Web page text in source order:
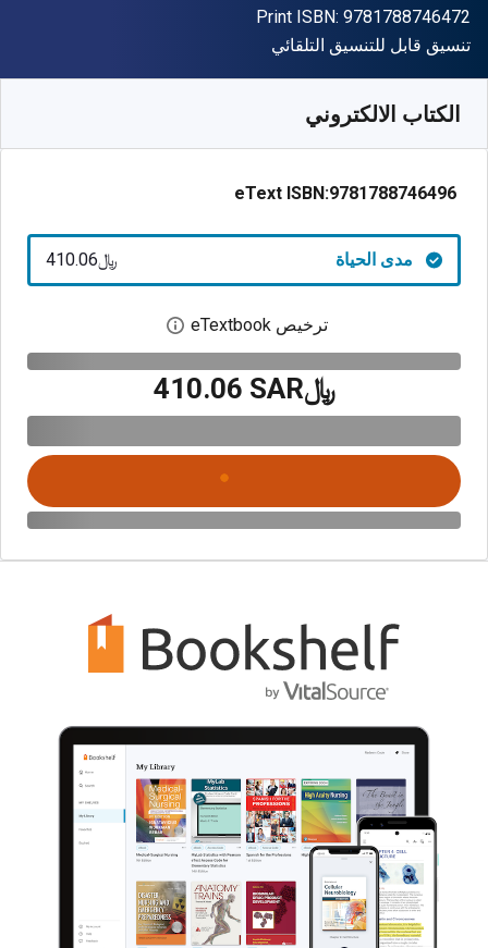
Print ISBN: 9781788746472
شكل
تنسيق قابل للتنسيق التلقائي
الكتاب الالكتروني
eText ISBN:9781788746496
مدى الحياة ﷼‎410.06
ترخيص eTextbook افتح مربع حوار
﷼‎410.06 SAR